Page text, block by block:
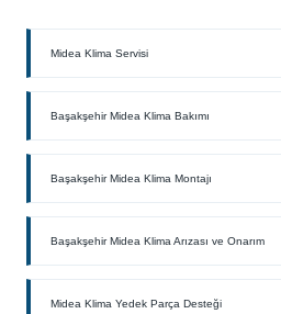
Midea Klima Servisi
Başakşehir Midea Klima Bakımı
Başakşehir Midea Klima Montajı
Başakşehir Midea Klima Arızası ve Onarım
Midea Klima Yedek Parça Desteği